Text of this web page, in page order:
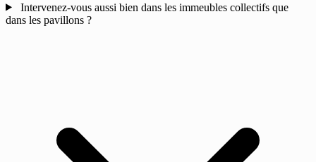
Intervenez-vous aussi bien dans les immeubles collectifs que
dans les pavillons ?